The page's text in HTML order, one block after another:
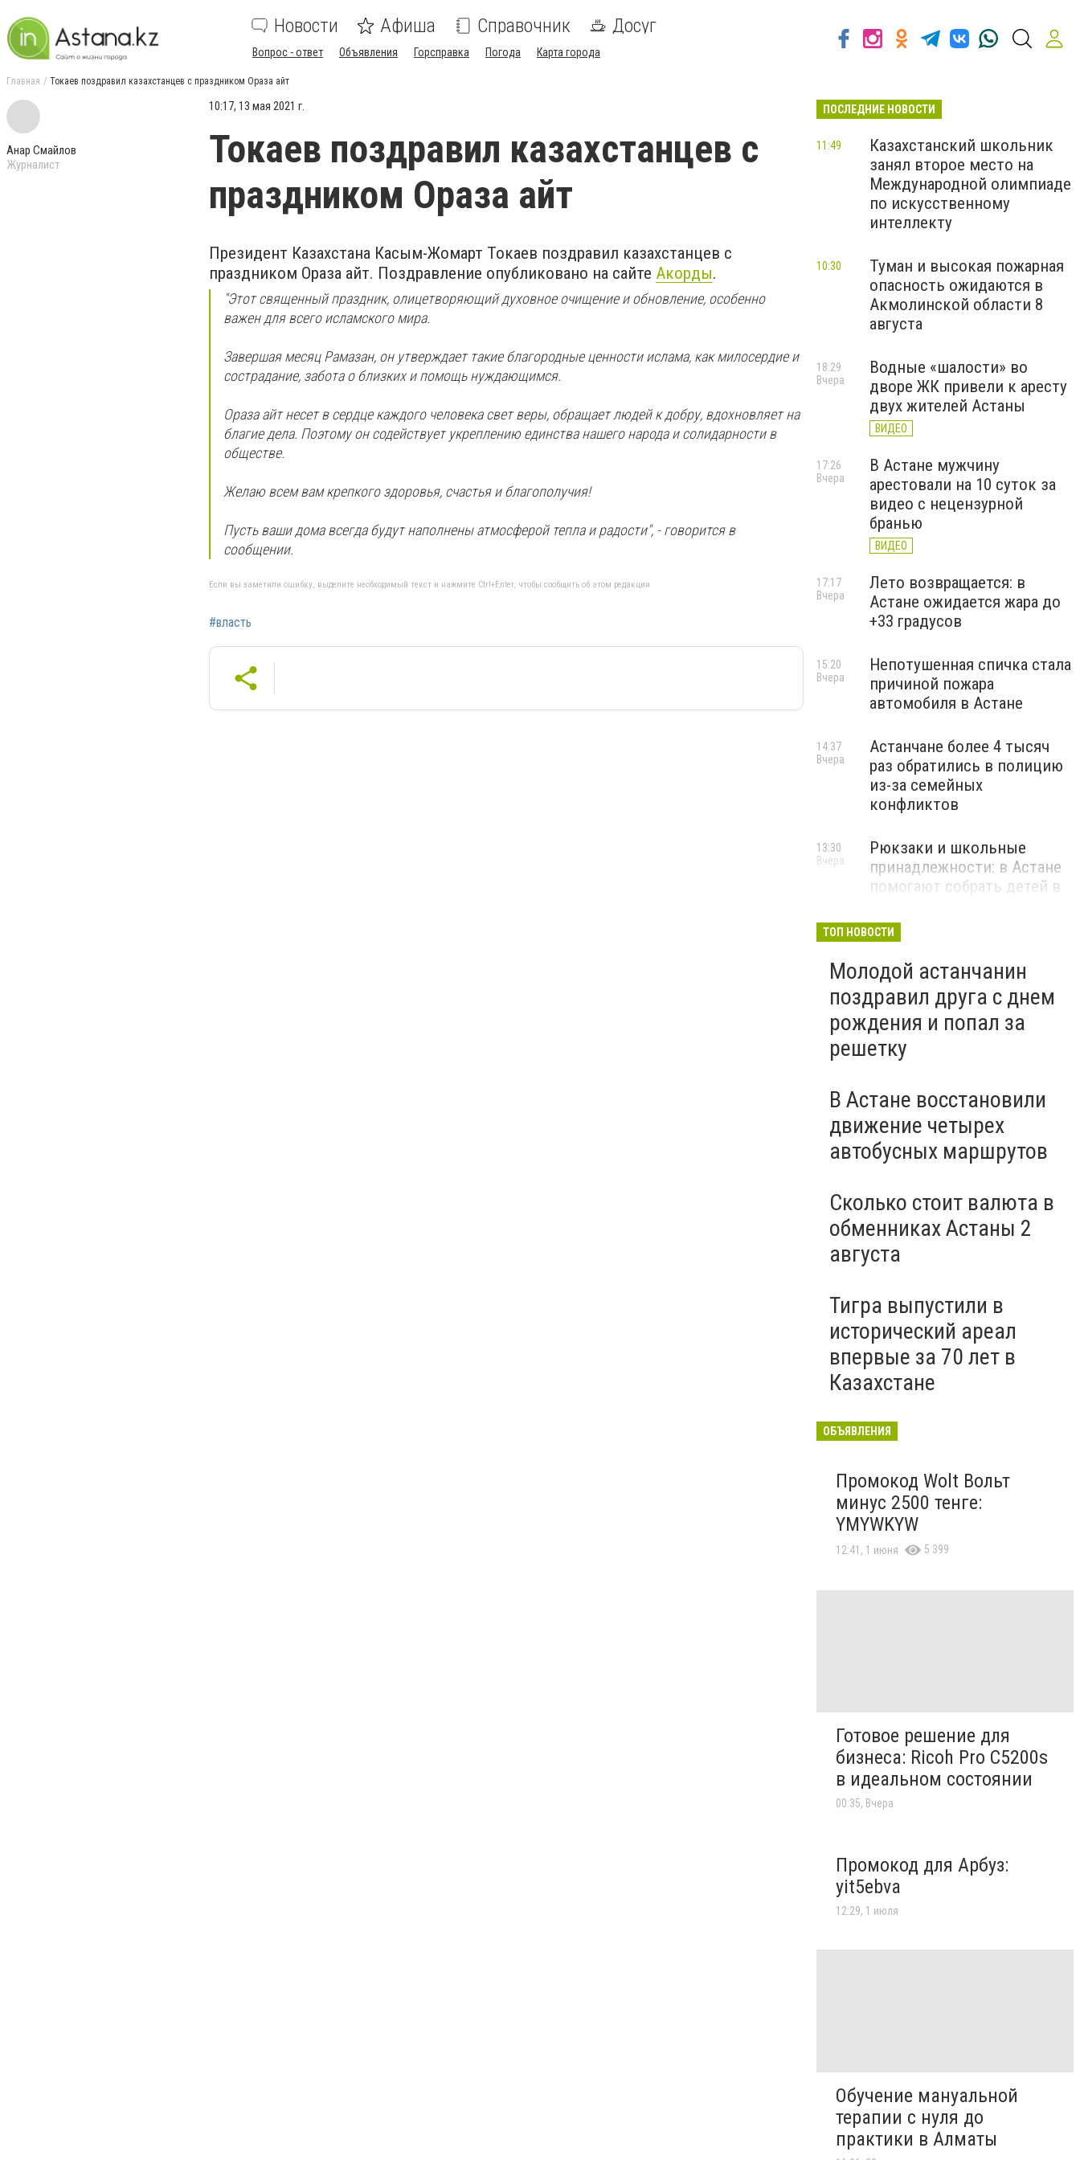
Новости Афиша Справочник Досуг
Вопрос - ответ Объявления Горсправка Погода Карта города
Главная Токаев поздравил казахстанцев с праздником Ораза айт
Анар Смайлов
Журналист
10:17, 13 мая 2021 г.
Токаев поздравил казахстанцев с
праздником Ораза айт
Президент Казахстана Касым-Жомарт Токаев поздравил казахстанцев с
праздником Ораза айт. Поздравление опубликовано на сайте Акорды.
"Этот священный праздник, олицетворяющий духовное очищение и обновление, особенно
важен для всего исламского мира.
Завершая месяц Рамазан, он утверждает такие благородные ценности ислама, как милосердие и
сострадание, забота о близких и помощь нуждающимся.
Ораза айт несет в сердце каждого человека свет веры, обращает людей к добру, вдохновляет на
благие дела. Поэтому он содействует укреплению единства нашего народа и солидарности в
обществе.
Желаю всем вам крепкого здоровья, счастья и благополучия!
Пусть ваши дома всегда будут наполнены атмосферой тепла и радости", - говорится в
сообщении.
Если вы заметили ошибку, выделите необходимый текст и нажмите Ctrl+Enter, чтобы сообщить об этом редакции
#власть
ПОСЛЕДНИЕ НОВОСТИ
Казахстанский школьник
занял второе место на
Международной олимпиаде
по искусственному
интеллекту
11:49
Туман и высокая пожарная
опасность ожидаются в
Акмолинской области 8
августа
10:30
Водные «шалости» во
дворе ЖК привели к аресту
двух жителей Астаны
ВИДЕО
18:29
Вчера
В Астане мужчину
арестовали на 10 суток за
видео с нецензурной
бранью
ВИДЕО
17:26
Вчера
Лето возвращается: в
Астане ожидается жара до
+33 градусов
17:17
Вчера
Непотушенная спичка стала
причиной пожара
автомобиля в Астане
15:20
Вчера
Астанчане более 4 тысяч
раз обратились в полицию
из-за семейных
конфликтов
14:37
Вчера
Рюкзаки и школьные
принадлежности: в Астане
помогают собрать детей в
13:30
Вчера
ТОП НОВОСТИ
Молодой астанчанин
поздравил друга с днем
рождения и попал за
решетку
В Астане восстановили
движение четырех
автобусных маршрутов
Сколько стоит валюта в
обменниках Астаны 2
августа
Тигра выпустили в
исторический ареал
впервые за 70 лет в
Казахстане
ОБЪЯВЛЕНИЯ
Промокод Wolt Вольт
минус 2500 тенге:
YMYWKYW
12:41, 1 июня 5 399
Готовое решение для
бизнеса: Ricoh Pro C5200s
в идеальном состоянии
00:35, Вчера
Промокод для Арбуз:
yit5ebva
12:29, 1 июля
Обучение мануальной
терапии с нуля до
практики в Алматы